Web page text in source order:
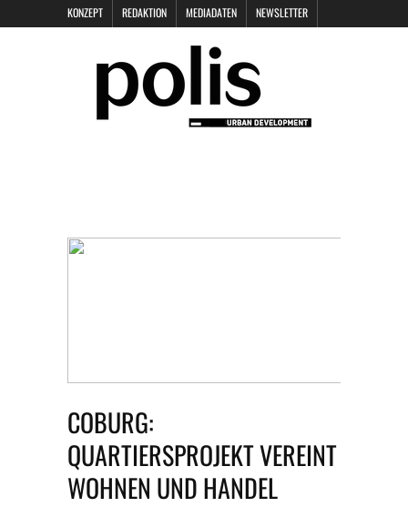
KONZEPT REDAKTION MEDIADATEN NEWSLETTER
DATENSCHUTZ
COBURG:
QUARTIERSPROJEKT VEREINT
WOHNEN UND HANDEL